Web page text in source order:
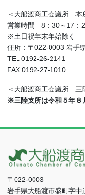
＜大船渡商工会議所 本
営業時間 8：30～17：
※土日祝年末年始除く
住所：〒022-0003 岩手
TEL 0192-26-2141
FAX 0192-27-1010
＜大船渡商工会議所 三
※三陸支所は令和５年８
〒022-0003
岩手県大船渡市盛町字中